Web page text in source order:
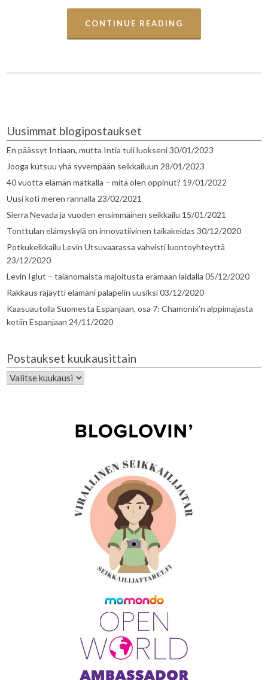
CONTINUE READING
Uusimmat blogipostaukset
En päässyt Intiaan, mutta Intia tuli luokseni30/01/2023
Jooga kutsuu yhä syvempään seikkailuun 28/01/2023
40 vuotta elämän matkalla – mitä olen oppinut? 19/01/2022
Uusi koti meren rannalla 23/02/2021
Sierra Nevada ja vuoden ensimmäinen seikkailu 15/01/2021
Tonttulan elämyskylä on innovatiivinen taikakeidas 30/12/2020
Potkukelkkailu Levin Utsuvaarassa vahvisti luontoyhteyttä
23/12/2020
Levin Iglut – taianomaista majoitusta erämaan laidalla 05/12/2020
Rakkaus räjäytti elämäni palapelin uusiksi03/12/2020
Kaasuautolla Suomesta Espanjaan, osa 7: Chamonix’n alppimajasta
kotiin Espanjaan 24/11/2020
Postaukset kuukausittain